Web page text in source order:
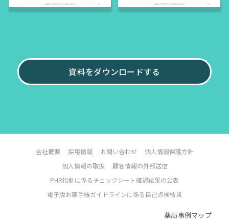
資料をダウンロードする
会社概要 採用情報 お問い合わせ
個人情報保護方針
個人情報の取扱
顧客情報の外部送信
PHR指針に係るチェックシート確認結果の公表
電子版お薬手帳ガイドラインに係る自己点検結果
薬局事例マップ